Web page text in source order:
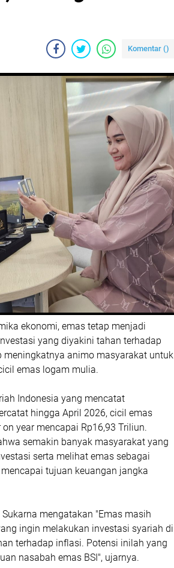
Komentar ()
ekonomi, emas tetap menjadi
yang diyakini tahan terhadap
animo masyarakat untuk
emas logam mulia.
Indonesia yang mencatat
hingga April 2026, cicil emas
year mencapai Rp16,93 Triliun.
semakin banyak masyarakat yang
serta melihat emas sebagai
tujuan keuangan jangka
mengatakan "Emas masih
ingin melakukan investasi syariah di
terhadap inflasi. Potensi inilah yang
nasabah emas BSI", ujarnya.